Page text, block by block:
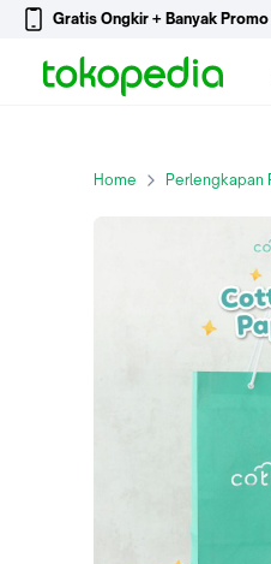
Gratis Ongkir + Banyak Promo
Home Perlengkapan